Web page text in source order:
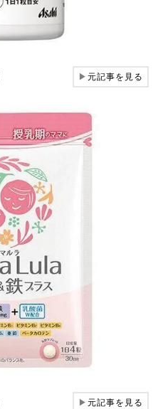
▶元記事を見る
▶元記事を見る